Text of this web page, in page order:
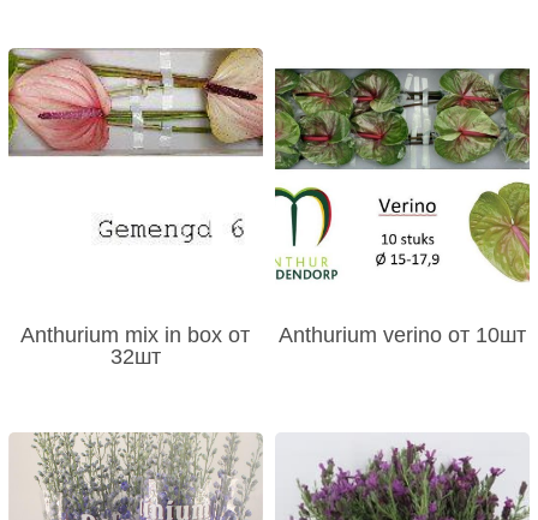
Anthurium mix in box от
32шт
Anthurium verino от 10шт